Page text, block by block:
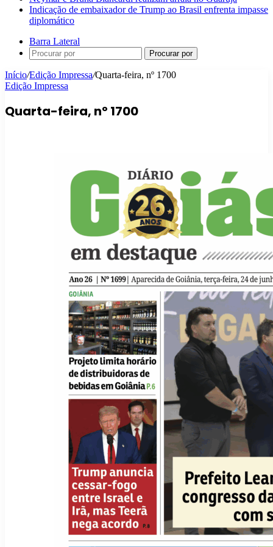
Indicação de embaixador de Trump ao Brasil enfrenta impasse
diplomático
Barra Lateral
Procurar por
Início/Edição Impressa/Quarta-feira, nº 1700
Edição Impressa
Quarta-feira, nº 1700